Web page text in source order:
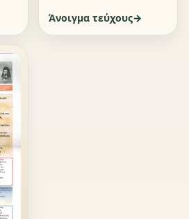
Άνοιγμα τεύχους